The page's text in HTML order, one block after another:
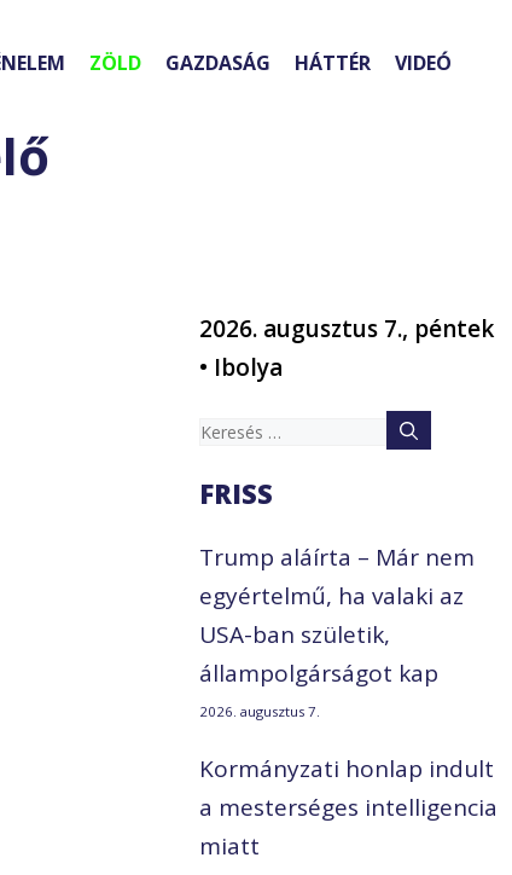
ZÖLD GAZDASÁG HÁTTÉR VIDEÓ
2026. augusztus 7., péntek
• Ibolya
Keresés:
FRISS
Trump aláírta – Már nem
egyértelmű, ha valaki az
USA-ban születik,
állampolgárságot kap
2026. augusztus 7.
Kormányzati honlap indult
a mesterséges intelligencia
miatt